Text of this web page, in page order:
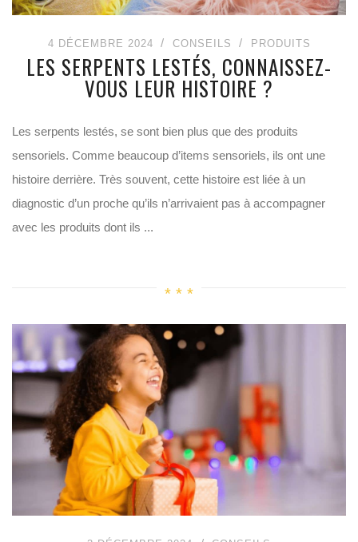
4 DÉCEMBRE 2024 CONSEILS PRODUITS
LES SERPENTS LESTÉS, CONNAISSEZ-
VOUS LEUR HISTOIRE ?
Les serpents lestés, se sont bien plus que des produits
sensoriels. Comme beaucoup d’items sensoriels, ils ont une
histoire derrière. Très souvent, cette histoire est liée à un
diagnostic d’un proche qu’ils n’arrivaient pas à accompagner
avec les produits dont ils ...